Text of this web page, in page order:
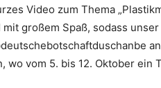
Video zum Thema
großem Spaß, sodass
wo vom 5. bis 12. Oktober ein